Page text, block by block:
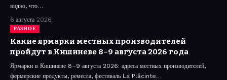
видно, что…
6 августа 2026
РАЗНОЕ
Какие ярмарки местных производителей
пройдут в Кишиневе 8–9 августа 2026 года
Ярмарки в Кишиневе 8–9 августа 2026: адреса местных производителей,
фермерские продукты, ремесла, фестиваль La Plăcinte…